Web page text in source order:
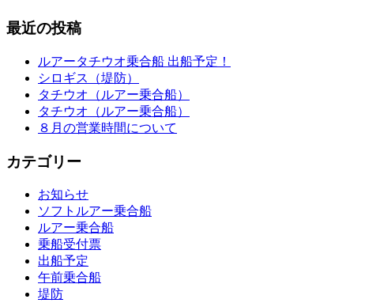
最近の投稿
ルアータチウオ乗合船 出船予定！
シロギス（堤防）
タチウオ（ルアー乗合船）
タチウオ（ルアー乗合船）
８月の営業時間について
カテゴリー
お知らせ
ソフトルアー乗合船
ルアー乗合船
乗船受付票
出船予定
午前乗合船
堤防